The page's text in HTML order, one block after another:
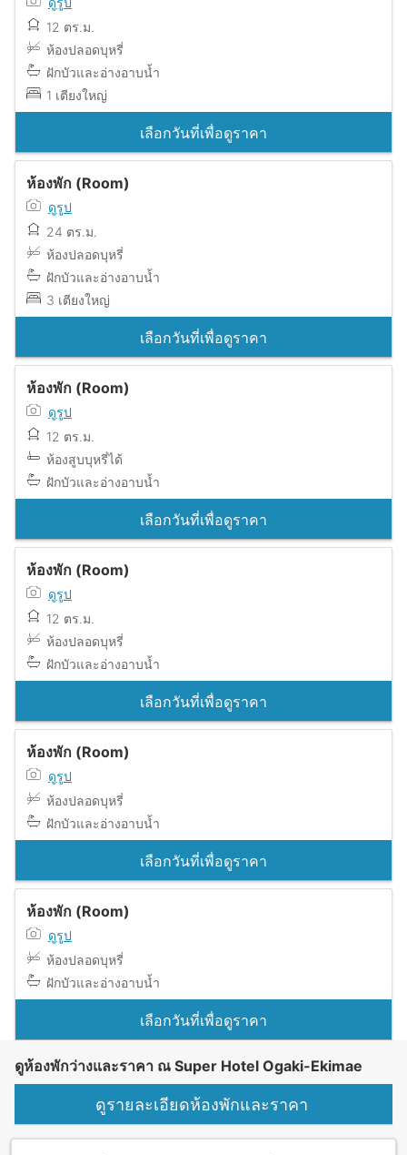
12 ตร.ม.
ห้องปลอดบุหรี่
ฝักบัวและอ่างอาบน้ำ
1 เตียงใหญ่
เลือกวันที่เพื่อดูราคา
ห้องพัก (Room)
ดูรูป
24 ตร.ม.
ห้องปลอดบุหรี่
ฝักบัวและอ่างอาบน้ำ
3 เตียงใหญ่
เลือกวันที่เพื่อดูราคา
ห้องพัก (Room)
ดูรูป
12 ตร.ม.
ห้องสูบบุหรี่ได้
ฝักบัวและอ่างอาบน้ำ
เลือกวันที่เพื่อดูราคา
ห้องพัก (Room)
ดูรูป
12 ตร.ม.
ห้องปลอดบุหรี่
ฝักบัวและอ่างอาบน้ำ
เลือกวันที่เพื่อดูราคา
ห้องพัก (Room)
ดูรูป
ห้องปลอดบุหรี่
ฝักบัวและอ่างอาบน้ำ
เลือกวันที่เพื่อดูราคา
ห้องพัก (Room)
ดูรูป
ห้องปลอดบุหรี่
ฝักบัวและอ่างอาบน้ำ
เลือกวันที่เพื่อดูราคา
ดูห้องพักว่างและราคา ณ Super Hotel Ogaki-Ekimae
ดูรายละเอียดห้องพักและราคา